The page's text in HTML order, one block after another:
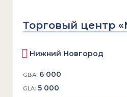
Торговый центр
Нижний Новгород
GBA: 6 000
GLA: 5 000